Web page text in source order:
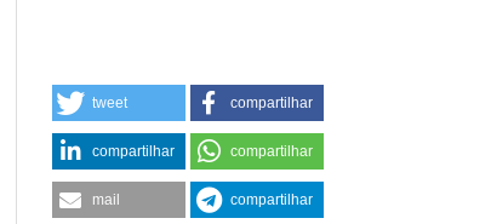
tweet compartilhar
compartilhar compartilhar
mail compartilhar